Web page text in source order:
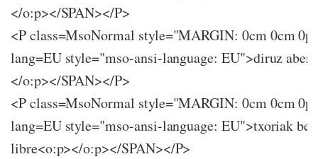
</o:p></SPAN></P>
<P class=MsoNormal style="MARGIN: 0cm 0cm
lang=EU style="mso-ansi-language: EU">diruz
</o:p></SPAN></P>
<P class=MsoNormal style="MARGIN: 0cm 0cm
lang=EU style="mso-ansi-language: EU">txoriak
libre<o:p></o:p></SPAN></P>